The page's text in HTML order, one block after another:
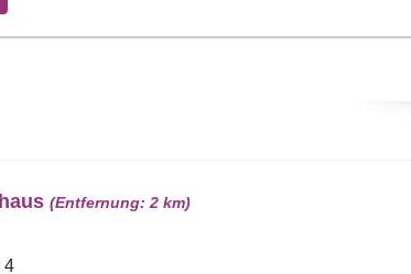
(Entfernung: 2 km)
4